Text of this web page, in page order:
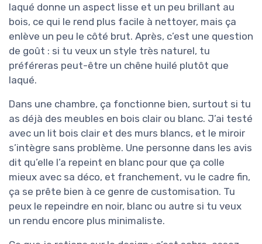
laqué donne un aspect lisse et un peu brillant au
bois, ce qui le rend plus facile à nettoyer, mais ça
enlève un peu le côté brut. Après, c’est une question
de goût : si tu veux un style très naturel, tu
préféreras peut-être un chêne huilé plutôt que
laqué.
Dans une chambre, ça fonctionne bien, surtout si tu
as déjà des meubles en bois clair ou blanc. J’ai testé
avec un lit bois clair et des murs blancs, et le miroir
s’intègre sans problème. Une personne dans les avis
dit qu’elle l’a repeint en blanc pour que ça colle
mieux avec sa déco, et franchement, vu le cadre fin,
ça se prête bien à ce genre de customisation. Tu
peux le repeindre en noir, blanc ou autre si tu veux
un rendu encore plus minimaliste.